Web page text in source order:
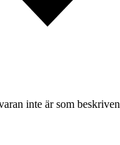
inte är som beskriven